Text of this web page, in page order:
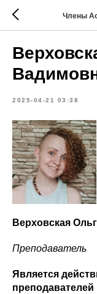
Члены
2025-04-21 03:38
Верховская
Преподаватель
Является
преподавателей